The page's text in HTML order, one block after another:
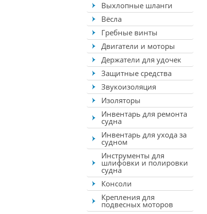
Выхлопные шланги
Вёсла
Гребные винты
Двигатели и моторы
Держатели для удочек
Защитные средства
Звукоизоляция
Изоляторы
Инвентарь для ремонта
судна
Инвентарь для ухода за
судном
Инструменты для
шлифовки и полировки
судна
Консоли
Крепления для
подвесных моторов